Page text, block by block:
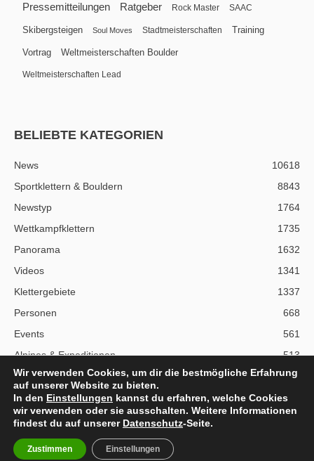
Pressemitteilungen Ratgeber Rock Master SAAC
Skibergsteigen Soul Moves Stadtmeisterschaften Training
Vortrag Weltmeisterschaften Boulder
Weltmeisterschaften Lead
BELIEBTE KATEGORIEN
News
10618
Sportklettern & Bouldern
8843
Newstyp
1764
Wettkampfklettern
1735
Panorama
1632
Videos
1341
Klettergebiete
1337
Personen
668
Events
561
Alpines & Expeditionen
513
Über Climbing.de RSS Feed
Mediadaten
Nutzungsbedingungen
Datenschutz
© Copyright 1998 - 2022 Climbing.de by Martin Joisten
Wir verwenden Cookies, um dir die bestmögliche Erfahrung
auf unserer Website zu bieten.
In den Einstellungen kannst du erfahren, welche Cookies
wir verwenden oder sie ausschalten. Weitere Informationen
findest du auf unserer Datenschutz-Seite.
Zustimmen Einstellungen